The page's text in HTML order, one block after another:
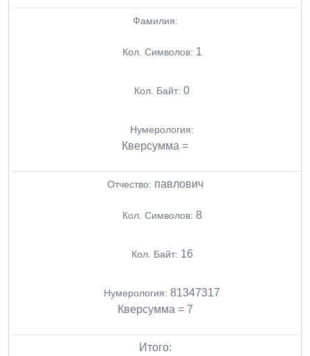
Фамилия:
Кол. Символов: 1
Кол. Байт: 0
Нумерология:
Кверсумма =
Отчество: павлович
Кол. Символов: 8
Кол. Байт: 16
Нумерология: 81347317
Кверсумма = 7
Итого: